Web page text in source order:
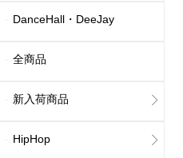
DanceHall・DeeJay
全商品
新入荷商品
HipHop